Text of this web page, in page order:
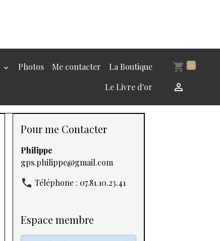
Photos Me contacter
La Boutique
Le Livre d'or
0
Pour me Contacter
Philippe
gps.philippe@gmail.com
Téléphone : 07.81.10.23.41
Espace membre